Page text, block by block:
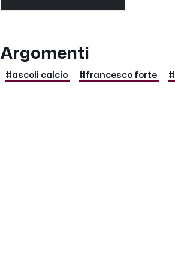
Argomenti
#ascoli calcio #francesco forte